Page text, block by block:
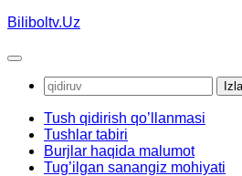
Skip
content
Biliboltv.Uz
Qidirshish:
Tush qidirish qo’llanmasi
Tushlar tabiri
Burjlar haqida malumot
Tug’ilgan sanangiz mohiyati